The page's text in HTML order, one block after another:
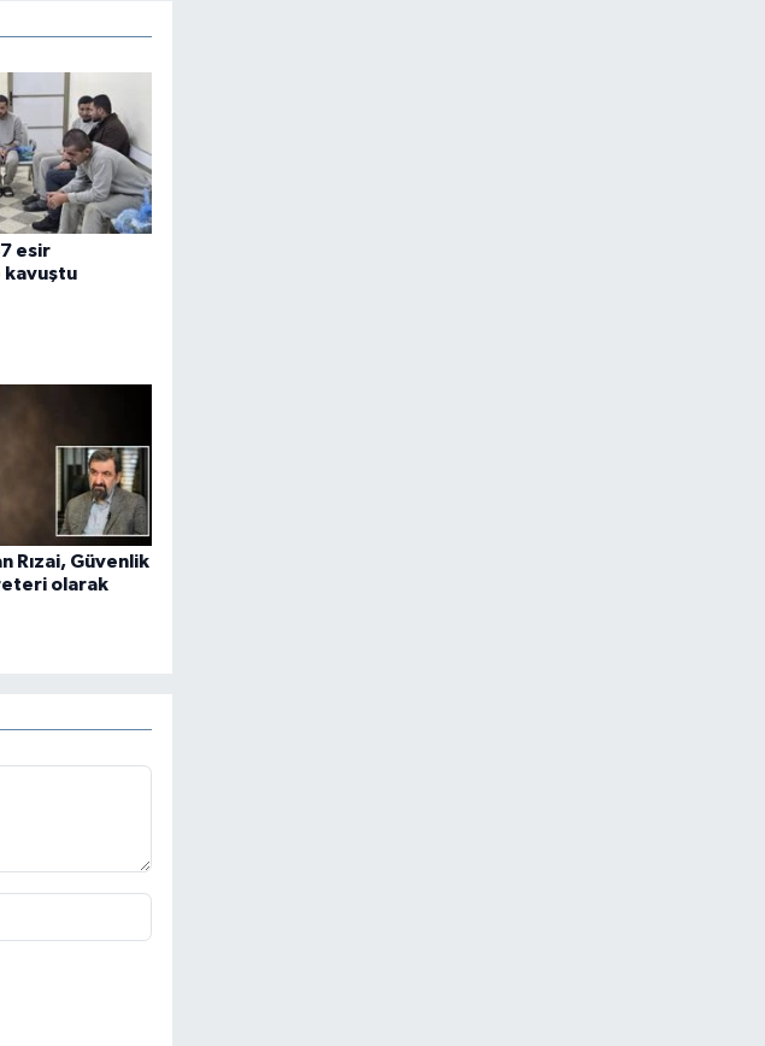
esir
kavuştu
Rızai, Güvenlik
olarak